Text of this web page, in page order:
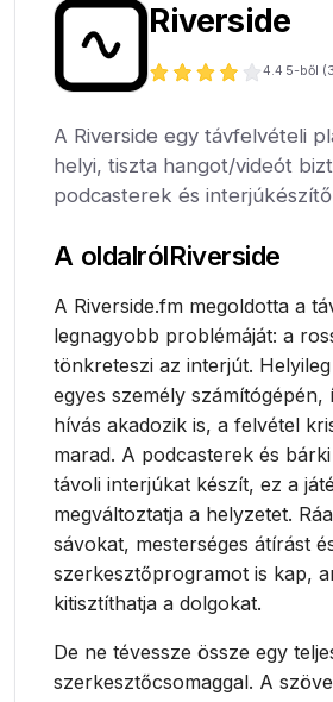
Riverside
4.4 5-ből (
A Riverside egy távfelvételi
helyi, tiszta hangot/videót
podcasterek és
A oldalrólRiverside
A Riverside.fm megoldotta a
legnagyobb problémáját: a
tönkreteszi az interjút.
egyes személy számítógépén,
hívás akadozik is, a felvétel
marad. A podcasterek és
távoli interjúkat készít, ez a
megváltoztatja a helyzetet.
sávokat, mesterséges átírást
szerkesztőprogramot is kap,
kitisztíthatja a dolgokat.
De ne tévessze össze egy
szerkesztőcsomaggal. A